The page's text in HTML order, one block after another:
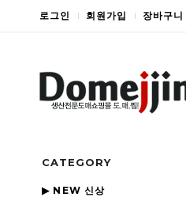
로그인 회원가입 장바구니
CATEGORY
▶ NEW 신상